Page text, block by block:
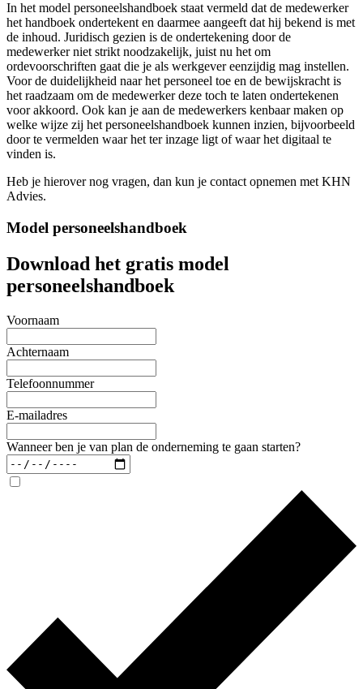
In het model personeelshandboek staat vermeld dat de medewerker
het handboek ondertekent en daarmee aangeeft dat hij bekend is met
de inhoud. Juridisch gezien is de ondertekening door de
medewerker niet strikt noodzakelijk, juist nu het om
ordevoorschriften gaat die je als werkgever eenzijdig mag instellen.
Voor de duidelijkheid naar het personeel toe en de bewijskracht is
het raadzaam om de medewerker deze toch te laten ondertekenen
voor akkoord. Ook kan je aan de medewerkers kenbaar maken op
welke wijze zij het personeelshandboek kunnen inzien, bijvoorbeeld
door te vermelden waar het ter inzage ligt of waar het digitaal te
vinden is.
Heb je hierover nog vragen, dan kun je contact opnemen met KHN
Advies.
Model personeelshandboek
Download het gratis model
personeelshandboek
Voornaam
Achternaam
Telefoonnummer
E-mailadres
Wanneer ben je van plan de onderneming te gaan starten?